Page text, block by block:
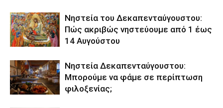
Νηστεία του Δεκαπενταύγουστου:
Πώς ακριβώς νηστεύουμε από 1 έως
14 Αυγούστου
Νηστεία Δεκαπενταύγουστου:
Μπορούμε να φάμε σε περίπτωση
φιλοξενίας;